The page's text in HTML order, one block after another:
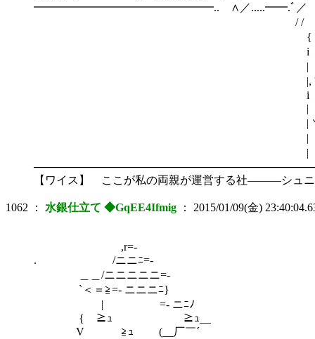
━━━━━━━━━━━━━━━━.. ∧
/ / ／
{ ／ ,.
i ／
| ／
|, ' i ,
i .|
|
| ＼
| ＼
| ＼
【ワイス】 ここが私の両親が運営する社―――シュニ
1062 ： 水銀仕立て ◆GqEE4Ifmig ： 2015/01/09(金)
,r=-
. /ニニﾆ=-
＿＿/ニニニニニ=-
`＜＝≧=- ニニニﾆ}
| =- ニﾆﾉ
{￣≧ｭ ￣≧ｭ__
V ≧ｭ (__厂￣´